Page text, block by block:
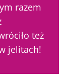
razem
też
jelitach!